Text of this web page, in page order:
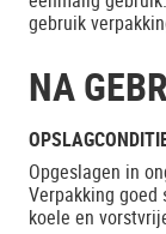
gebruik
NA
Opgeslagen in
Verpakking goed
koele en